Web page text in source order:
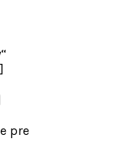
pre